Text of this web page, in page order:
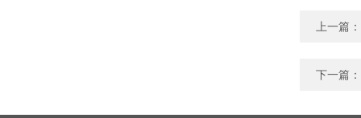
上一篇：
下一篇：